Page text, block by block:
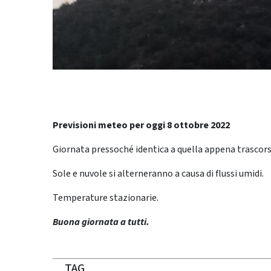
Previsioni meteo per oggi 8 ottobre 2022
Giornata pressoché identica a quella appena
Sole e nuvole si alterneranno a causa di flussi umidi.
Temperature stazionarie.
Buona giornata a tutti.